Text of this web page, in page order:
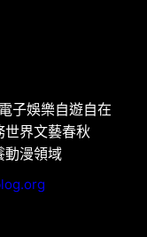
子娛樂自遊自在
世界文藝春秋
動漫領域